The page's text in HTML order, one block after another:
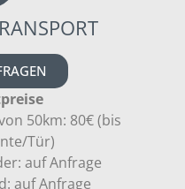
50km: 80€ (bis
Tür)
auf Anfrage
auf Anfrage